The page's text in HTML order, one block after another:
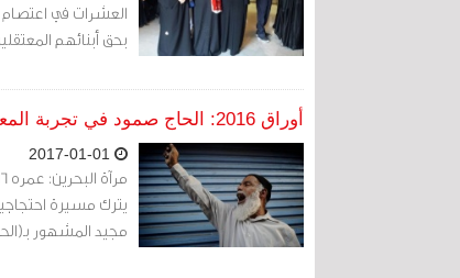
العشرات في
بحق أبنائهم
أوراق 2016: الحاج صمود في تجربة المعتقل: من يقفل علينا باب السجن اليوم، سيفتحه لنا غداً..
يترك مسيرة
مجيد المشهور